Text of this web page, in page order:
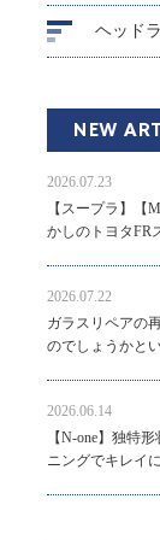
ヘッド
NEW
2026.07.23
【スープラ】【
かしのトヨタFR
2026.07.22
ガラスリペアの
のでしょうかと
2026.06.14
【N-one】独特
ニングでキレイに